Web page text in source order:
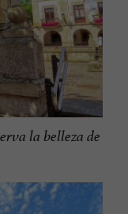
la belleza de